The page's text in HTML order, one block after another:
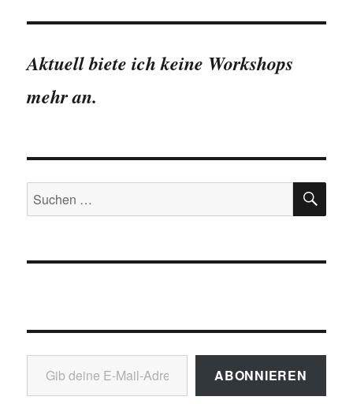
Aktuell biete ich keine Workshops
mehr an.
Suchen
nach:
Gib deine E-Mail-Adresse ein ...
ABONNIEREN